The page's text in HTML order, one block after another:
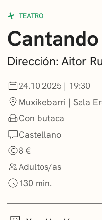
CONVOCATORIAS
NOTICIAS
GETXO KULTURA
ASOCIACIONES
TEATRO
Dirección: Aitor
24.10.2025 | 19:30
Muxikebarri | Sala
Con butaca
Castellano
8 €
Adultos/as
130 min.